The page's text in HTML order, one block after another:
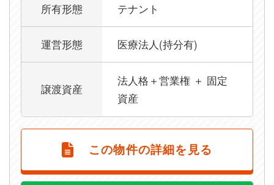
所有形態 テナント
運営形態 医療法人(持分有)
譲渡資産
法人格＋営業権 ＋ 固定
資産
この物件の詳細を見る